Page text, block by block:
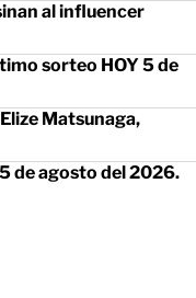
al influencer
sorteo HOY 5 de
Matsunaga,
de agosto del 2026.